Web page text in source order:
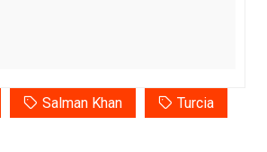
Salman Khan Turcia